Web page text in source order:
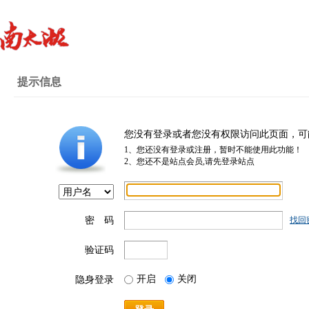
提示信息
您没有登录或者您没有权限访问此页面，
1、您还没有登录或注册，暂时不能使用此功能！
2、您还不是站点会员,请先登录站点
密 码 找回
验证码
隐身登录 开启 关闭